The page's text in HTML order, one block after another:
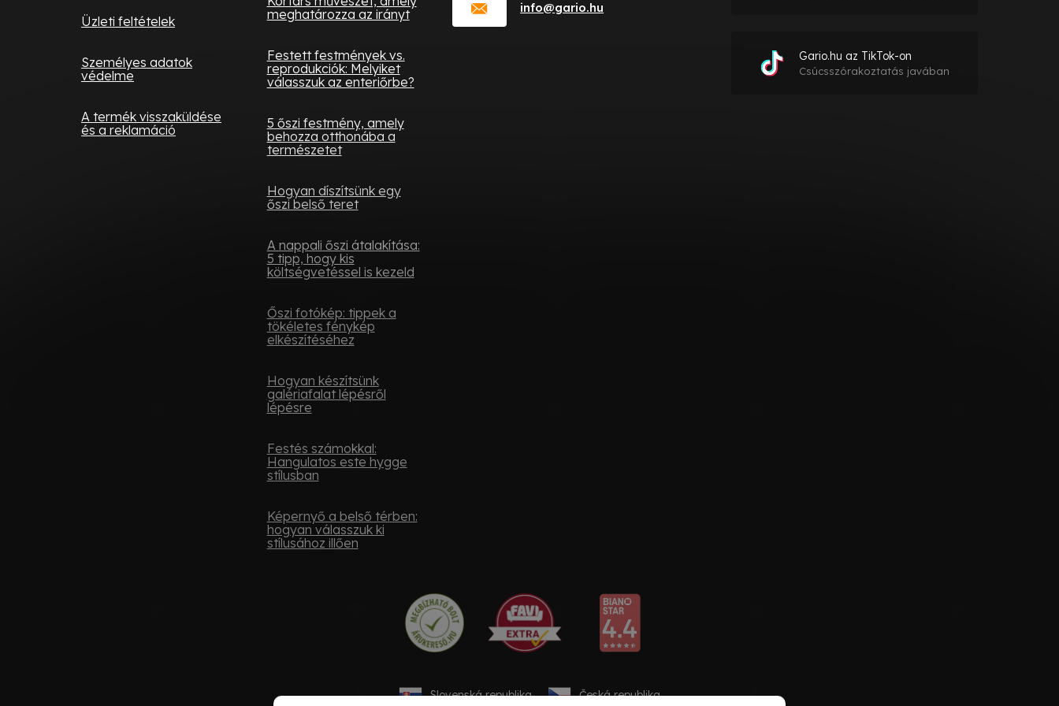
Üzleti feltételek
Személyes adatok
védelme
A termék visszaküldése
és a reklamáció
meghatározza az irányt
Festett festmények vs.
reprodukciók: Melyiket
válasszuk az enteriőrbe?
5 őszi festmény, amely
behozza otthonába a
természetet
Hogyan díszítsünk egy
őszi belső teret
A nappali őszi átalakítása:
5 tipp, hogy kis
költségvetéssel is kezeld
Őszi fotókép: tippek a
tökéletes fénykép
elkészítéséhez
Hogyan készítsünk
galériafalat lépésről
lépésre
Festés számokkal:
Hangulatos este hygge
stílusban
Képernyő a belső térben:
hogyan válasszuk ki
stílusához illően
info@gario.hu
Gario.hu az TikTok-on
Csúcsszórakoztatás javában
Slovenská republika Česká republika